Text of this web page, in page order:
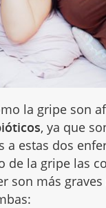
la gripe son
, ya que
estas dos
de la gripe las
son más graves